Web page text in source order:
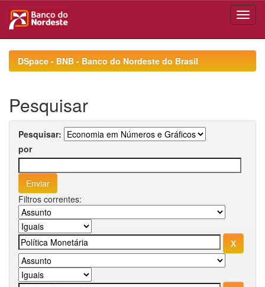
navigationDSpace - BNB - Banco do Nordeste do Brasil
Pesquisar
Pesquisar:
por
Filtros correntes: